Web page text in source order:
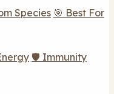
Species 🎯 Best For
🛡️ Immunity